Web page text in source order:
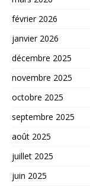
février 2026
janvier 2026
décembre 2025
novembre 2025
octobre 2025
septembre 2025
août 2025
juillet 2025
juin 2025